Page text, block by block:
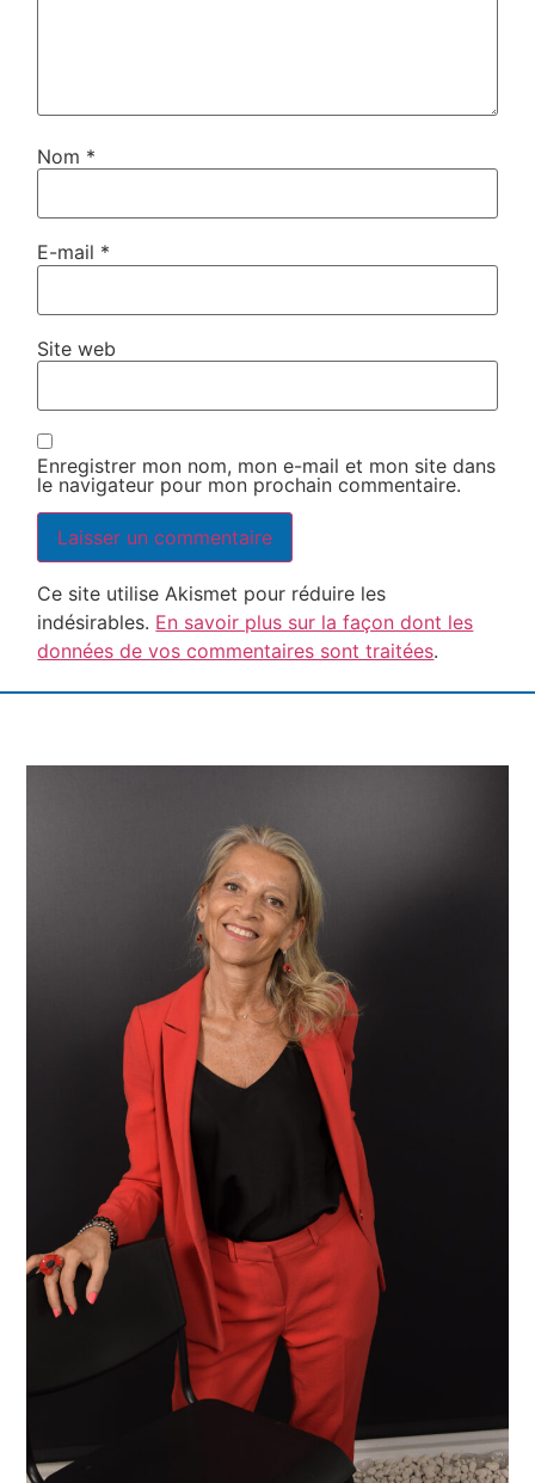
Nom *
E-mail *
Site web
Enregistrer mon nom, mon e-mail et mon site dans
le navigateur pour mon prochain commentaire.
Ce site utilise Akismet pour réduire les
indésirables. En savoir plus sur la façon dont les
données de vos commentaires sont traitées.